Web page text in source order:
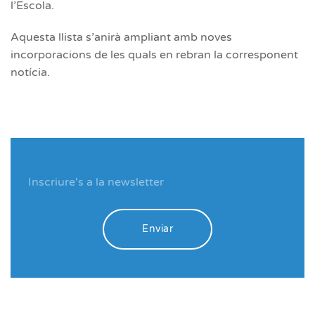
l’Escola.
Aquesta llista s’anirà ampliant amb noves
incorporacions de les quals en rebran la corresponent
notícia.
Enviar